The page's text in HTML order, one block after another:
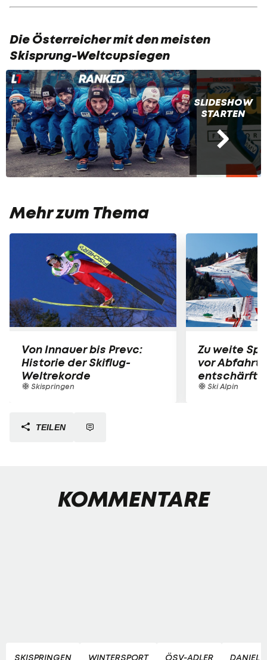
Die Österreicher mit den meisten
Skisprung-Weltcupsiegen
SLIDESHOW
STARTEN
Mehr zum Thema
Von Innauer bis Prevc:
Historie der Skiflug-
Weltrekorde
Skispringen
Zu weite
vor
entschärft
Ski Alpin
TEILEN
KOMMENTARE
SKISPRINGEN WINTERSPORT ÖSV-ADLER DANIEL